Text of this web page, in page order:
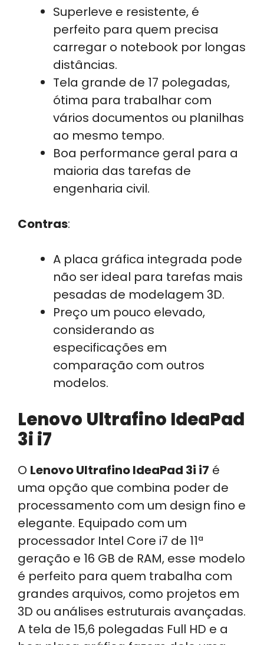
Superleve e resistente, é
perfeito para quem precisa
carregar o notebook por longas
distâncias.
Tela grande de 17 polegadas,
ótima para trabalhar com
vários documentos ou planilhas
ao mesmo tempo.
Boa performance geral para a
maioria das tarefas de
engenharia civil.
Contras:
A placa gráfica integrada pode
não ser ideal para tarefas mais
pesadas de modelagem 3D.
Preço um pouco elevado,
considerando as
especificações em
comparação com outros
modelos.
Lenovo Ultrafino IdeaPad
3i i7
O Lenovo Ultrafino IdeaPad 3i i7 é
uma opção que combina poder de
processamento com um design fino e
elegante. Equipado com um
processador Intel Core i7 de 11ª
geração e 16 GB de RAM, esse modelo
é perfeito para quem trabalha com
grandes arquivos, como projetos em
3D ou análises estruturais avançadas.
A tela de 15,6 polegadas Full HD e a